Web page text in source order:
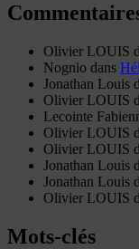
Olivier LOUIS
Nognio dans
Jonathan Louis
Olivier LOUIS
Lecointe
Olivier LOUIS
Olivier LOUIS
Jonathan Louis
Jonathan Louis
Olivier LOUIS
Mots-clés